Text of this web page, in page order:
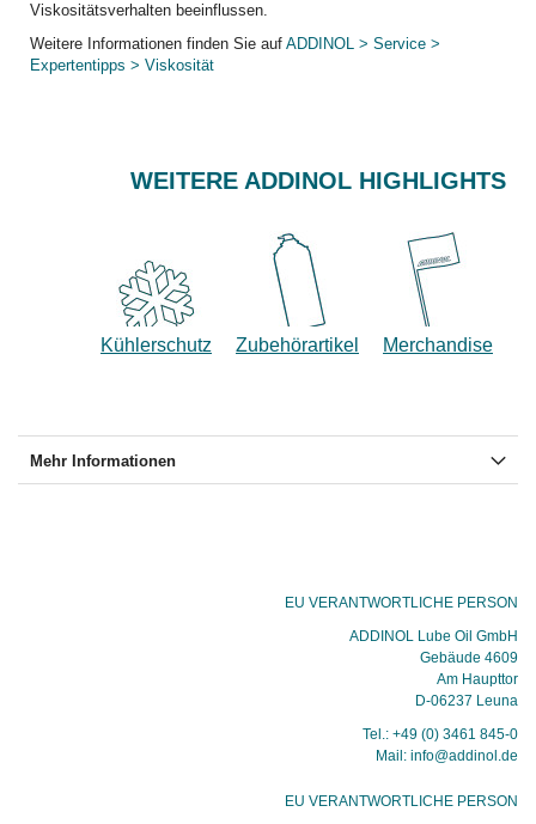
Viskositätsverhalten beeinflussen.
Weitere Informationen finden Sie auf ADDINOL > Service >
Expertentipps > Viskosität
WEITERE ADDINOL HIGHLIGHTS
Kühlerschutz Zubehörartikel Merchandise
Mehr Informationen
EU VERANTWORTLICHE PERSON
ADDINOL Lube Oil GmbH
Gebäude 4609
Am Haupttor
D-06237 Leuna
Tel.: +49 (0) 3461 845-0
Mail: info@addinol.de
EU VERANTWORTLICHE PERSON